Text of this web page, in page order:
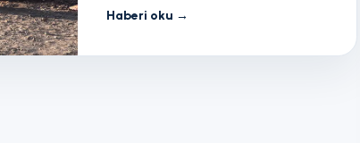
Haberi oku →